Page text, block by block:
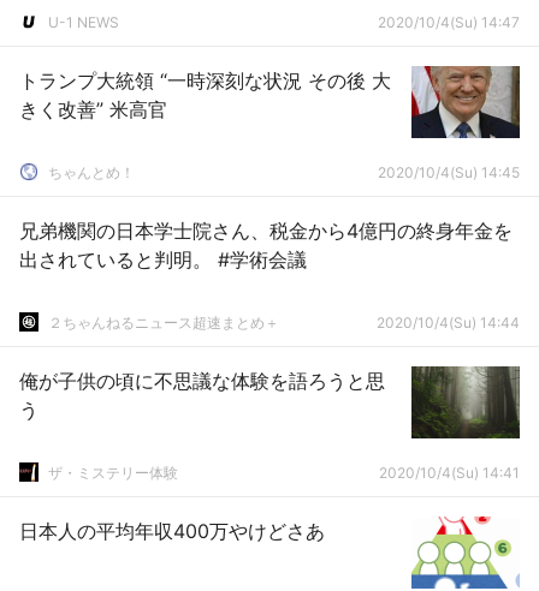
U-1 NEWS 2020/10/4(Su) 14:47
トランプ大統領 “一時深刻な状況 その後 大
きく改善” 米高官
ちゃんとめ！ 2020/10/4(Su) 14:45
兄弟機関の日本学士院さん、税金から4億円の終身年金を
出されていると判明。 #学術会議
２ちゃんねるニュース超速まとめ＋ 2020/10/4(Su) 14:44
俺が子供の頃に不思議な体験を語ろうと思
う
ザ・ミステリー体験 2020/10/4(Su) 14:41
日本人の平均年収400万やけどさあ